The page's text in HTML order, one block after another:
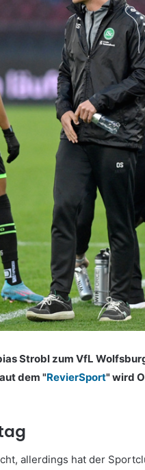
Strobl zum VfL
dem "RevierSport" wird
allerdings hat der